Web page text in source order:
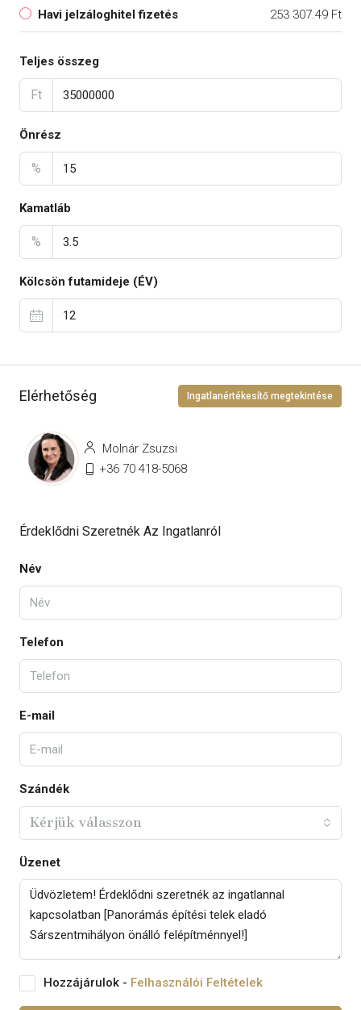
Havi jelzáloghitel fizetés 253 307.49 Ft
Teljes összeg
Ft
Önrész
%
Kamatláb
%
Kölcsön futamideje (ÉV)
Elérhetőség Ingatlanértékesítő megtekintése
Molnár Zsuzsi
+36 70 418-5068
Érdeklődni Szeretnék Az Ingatlanról
Név
Telefon
E-mail
Szándék
Kérjük válasszon
Üzenet
Hozzájárulok - Felhasználói Feltételek